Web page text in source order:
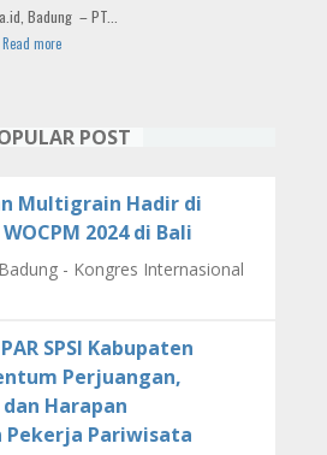
Badung – PT...
Read more
POST
Multigrain Hadir di
2024 di Bali
- Kongres Internasional
SPSI Kabupaten
Perjuangan,
Harapan
Pekerja Pariwisata